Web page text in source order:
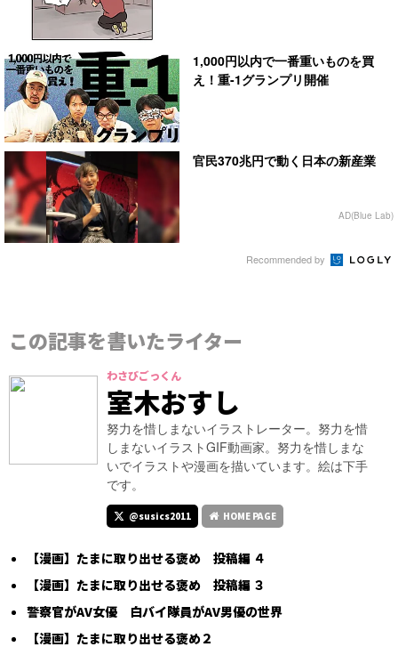
1,000円以内で一番重いものを買
え！重-1グランプリ開催
官民370兆円で動く日本の新産業
AD(Blue Lab)
Recommended by
この記事を書いたライター
わさびごっくん
室木おすし
努力を惜しまないイラストレーター。努力を惜
しまないイラストGIF動画家。努力を惜しまな
いでイラストや漫画を描いています。絵は下手
です。
@susics2011 HOME PAGE
【漫画】たまに取り出せる褒め 投稿編 ４
【漫画】たまに取り出せる褒め 投稿編 ３
警察官がAV女優 白バイ隊員がAV男優の世界
【漫画】たまに取り出せる褒め２